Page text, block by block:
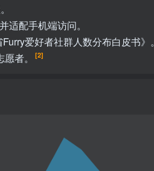
适配手机端访问。
爱好者社群人数分布白皮书》。
者。 [2]